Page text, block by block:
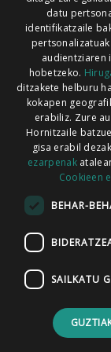
HONI
ARAUAK
datu
identifikatzaile
audientziaren
hobetzeko.
ditzakete helburu
kokapen
erabiliz. Zure
Hornitzaile
gisa erabil
ezarpenak
Cookieen
BEHAR-
SAILKATU